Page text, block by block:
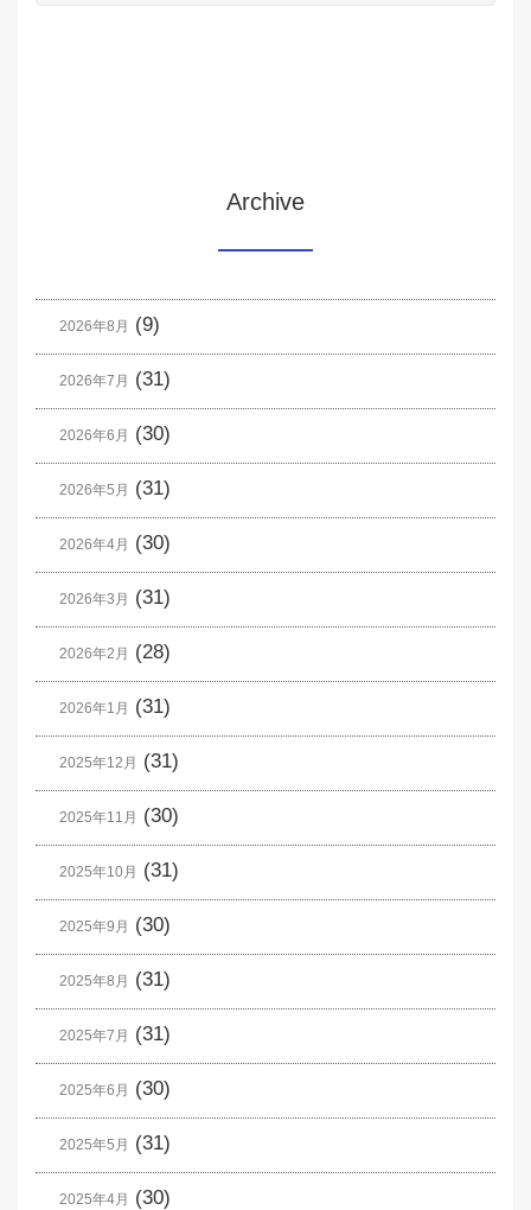
Archive
2026年8月 (9)
2026年7月 (31)
2026年6月 (30)
2026年5月 (31)
2026年4月 (30)
2026年3月 (31)
2026年2月 (28)
2026年1月 (31)
2025年12月 (31)
2025年11月 (30)
2025年10月 (31)
2025年9月 (30)
2025年8月 (31)
2025年7月 (31)
2025年6月 (30)
2025年5月 (31)
2025年4月 (30)